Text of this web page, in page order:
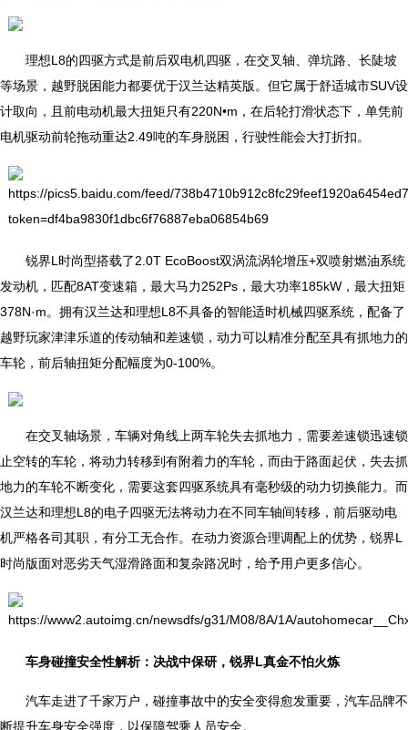
理想L8的四驱方式是前后双电机四驱，在交叉轴、弹坑路、长陡坡
等场景，越野脱困能力都要优于汉兰达精英版。但它属于舒适城市SUV设
计取向，且前电动机最大扭矩只有220N•m，在后轮打滑状态下，单凭前
电机驱动前轮拖动重达2.49吨的车身脱困，行驶性能会大打折扣。
锐界L时尚型搭载了2.0T EcoBoost双涡流涡轮增压+双喷射燃油系统
发动机，匹配8AT变速箱，最大马力252Ps，最大功率185kW，最大扭矩
378N·m。拥有汉兰达和理想L8不具备的智能适时机械四驱系统，配备了
越野玩家津津乐道的传动轴和差速锁，动力可以精准分配至具有抓地力的
车轮，前后轴扭矩分配幅度为0-100%。
在交叉轴场景，车辆对角线上两车轮失去抓地力，需要差速锁迅速锁
止空转的车轮，将动力转移到有附着力的车轮，而由于路面起伏，失去抓
地力的车轮不断变化，需要这套四驱系统具有毫秒级的动力切换能力。而
汉兰达和理想L8的电子四驱无法将动力在不同车轴间转移，前后驱动电
机严格各司其职，有分工无合作。在动力资源合理调配上的优势，锐界L
时尚版面对恶劣天气湿滑路面和复杂路况时，给予用户更多信心。
车身碰撞安全性解析：决战中保研，锐界L真金不怕火炼
汽车走进了千家万户，碰撞事故中的安全变得愈发重要，汽车品牌不
断提升车身安全强度，以保障驾乘人员安全。